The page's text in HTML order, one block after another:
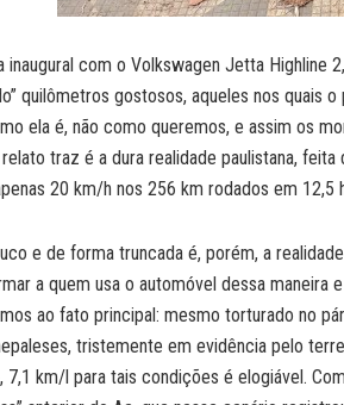
inaugural com o Volkswagen Jetta Highline
quilômetros gostosos, aqueles nos quais
ela é, não como queremos, e assim os
traz é a dura realidade paulistana,
20 km/h nos 256 km rodados em 12,5
e de forma truncada é, porém, a
a quem usa o automóvel dessa maneira
ao fato principal: mesmo torturado no
tristemente em evidência pelo
7,1 km/l para tais condições é elogiável.